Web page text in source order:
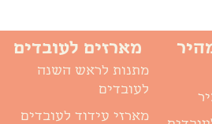
מארזים לעובדים
מתנות לראש השנה
לעובדים
מארזי עידוד לעובדים